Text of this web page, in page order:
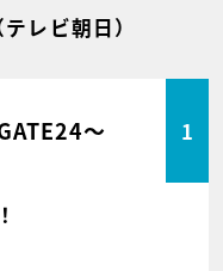
テレビ朝日）
～ 1